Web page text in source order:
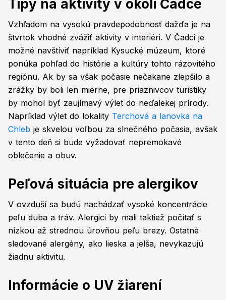
Tipy na aktivity v okolí Čadce
Vzhľadom na vysokú pravdepodobnosť dažďa je na
štvrtok vhodné zvážiť aktivity v interiéri. V Čadci je
možné navštíviť napríklad Kysucké múzeum, ktoré
ponúka pohľad do histórie a kultúry tohto rázovitého
regiónu. Ak by sa však počasie nečakane zlepšilo a
zrážky by boli len mierne, pre priaznivcov turistiky
by mohol byť zaujímavý výlet do neďalekej prírody.
Napríklad výlet do lokality Terchová a lanovka na
Chleb je skvelou voľbou za slnečného počasia, avšak
v tento deň si bude vyžadovať nepremokavé
oblečenie a obuv.
Peľová situácia pre alergikov
V ovzduší sa budú nachádzať vysoké koncentrácie
peľu duba a tráv. Alergici by mali taktiež počítať s
nízkou až strednou úrovňou peľu brezy. Ostatné
sledované alergény, ako lieska a jelša, nevykazujú
žiadnu aktivitu.
Informácie o UV žiarení